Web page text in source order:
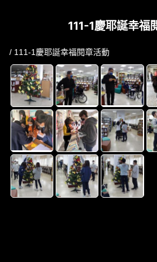
111-1慶耶誕幸福
/ 111-1慶耶誕幸福閱章活動